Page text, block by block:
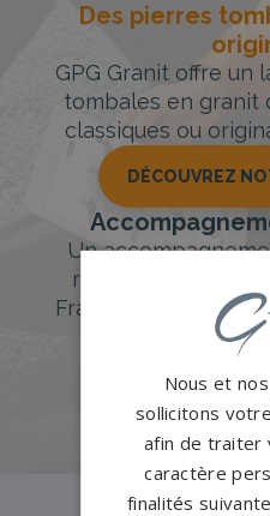
Des pierres
GPG Granit offre un
tombales en granit
classiques ou
DÉCOUVREZ
Un
réseau de 1200
France.
notre
PERSONNALISEZ
Nous et
sollicitons
afin de traiter
caractère
finalités